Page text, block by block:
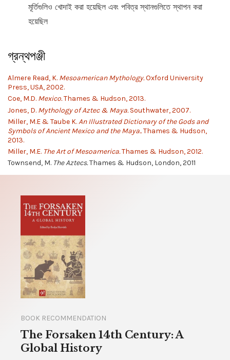
মূর্তিগুলিও খোদাই করা হয়েছিল এবং পবিত্র স্থানগুলিতে স্থাপন করা
হয়েছিল
গ্রন্থপঞ্জী
Almere Read, K. Mesoamerican Mythology.Oxford University
Press, USA, 2002.
Coe, M.D. Mexico.Thames & Hudson, 2013.
Jones, D. Mythology of Aztec & Maya.Southwater, 2007.
Miller, M.E & Taube K.An Illustrated Dictionary of the Gods and
Symbols of Ancient Mexico and the Maya..Thames & Hudson,
2013.
Miller, M.E. The Art of Mesoamerica.Thames & Hudson, 2012.
Townsend, M. The Aztecs.Thames & Hudson, London, 2011
BOOK RECOMMENDATION
The Forsaken 14th Century: A
Global History